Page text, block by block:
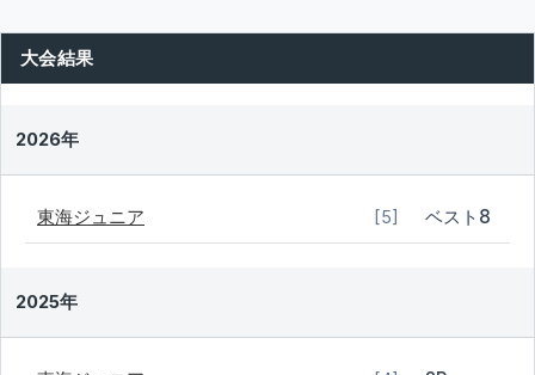
大会結果
2026年
東海ジュニア [5] ベスト8
2025年